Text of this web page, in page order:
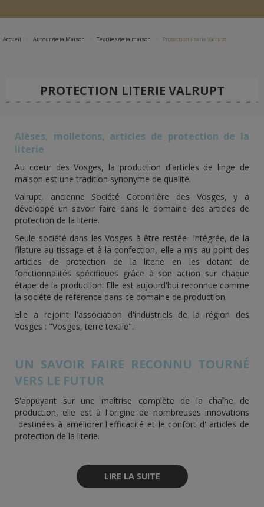
Accueil Autour de la Maison Textiles de la maison Protection literie Valrupt
PROTECTION LITERIE VALRUPT
Alèses, molletons, articles de protection de la
literie
Au coeur des Vosges, la production d'articles de linge de
maison est une tradition synonyme de qualité.
Valrupt, ancienne Société Cotonnière des Vosges, y a
développé un savoir faire dans le domaine des articles de
protection de la literie.
Seule société dans les Vosges à être restée intégrée, de la
filature au tissage et à la confection, elle a mis au point des
articles de protection de la literie en les dotant de
fonctionnalités spécifiques grâce à son action sur chaque
étape de la production. Elle est aujourd'hui reconnue comme
la société de référence dans ce domaine de production.
Elle a rejoint l'association d'industriels de la région des
Vosges : "Vosges, terre textile".
UN SAVOIR FAIRE RECONNU TOURNÉ
VERS LE FUTUR
S'appuyant sur une maîtrise complète de la chaîne de
production, elle est à l'origine de nombreuses innovations
destinées à améliorer l'efficacité et le confort d' articles de
protection de la literie.
LIRE LA SUITE